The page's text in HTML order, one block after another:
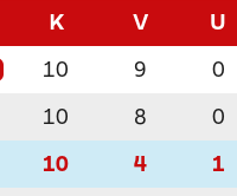
K V U
10 9 0
10 8 0
10 4 1